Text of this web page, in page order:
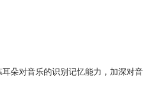
朵对音乐的识别记忆能力，加深对音